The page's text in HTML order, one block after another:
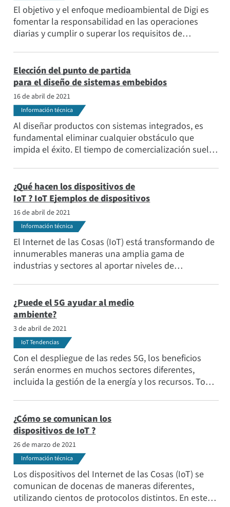
El objetivo y el enfoque medioambiental de Digi es
fomentar la responsabilidad en las operaciones
diarias y cumplir o superar los requisitos de
otras medidas voluntarias que suscribimos.
Elección del punto de partida
para el diseño de sistemas embebidos
16 de abril de 2021
Información técnica
Al diseñar productos con sistemas integrados, es
fundamental eliminar cualquier obstáculo que
impida el éxito. El tiempo de comercialización suele
clara de tu objetivo final, o no tener los recursos
adecuados para tener éxito.
¿Qué hacen los dispositivos de
IoT ? IoT Ejemplos de dispositivos
16 de abril de 2021
Información técnica
El Internet de las Cosas (IoT) está transformando de
innumerables maneras una amplia gama de
industrias y sectores al aportar niveles de
impensables. Este blog comparte ejemplos de
dispositivos de IoT y cómo funcionan entre
bastidores.
¿Puede el 5G ayudar al medio
ambiente?
3 de abril de 2021
IoT Tendencias
Con el despliegue de las redes 5G, los beneficios
serán enormes en muchos sectores diferentes,
incluida la gestión de la energía y los recursos. Todo
positivo en el medio ambiente. Este artículo explora
las formas en que la 5G puede tener un impacto
positivo.
¿Cómo se comunican los
dispositivos de IoT ?
26 de marzo de 2021
Información técnica
Los dispositivos del Internet de las Cosas (IoT) se
comunican de docenas de maneras diferentes,
utilizando cientos de protocolos distintos. En este